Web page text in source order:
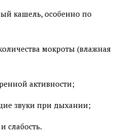
кашель, особенно по
мокроты (влажная
активности;
звуки при дыхании;
слабость.